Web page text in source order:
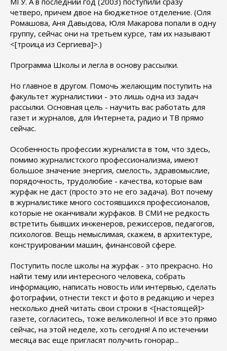
четверо, причем двое на бюджетное отделение. (Оля
Ромашова, Аня Давыдова, Юля Макарова попали в одну
группу, сейчас они на третьем курсе, там их называют
<[троица из Сергиева]>.)
Программа Школы и легла в основу рассылки.
Но главное в другом. Помочь желающим поступить на
факультет журналистики - это лишь одна из задач
рассылки. Основная цель - научить вас работать для
газет и журналов, для Интернета, радио и ТВ прямо
сейчас.
Особенность профессии журналиста в том, что здесь,
помимо журналистского профессионализма, имеют
большое значение энергия, смелость, здравомыслие,
порядочность, трудолюбие - качества, которые вам
журфак не даст (просто это не его задача). Вот почему
в журналистике много состоявшихся профессионалов,
которые не оканчивали журфаков. В СМИ не редкость
встретить бывших инженеров, режиссеров, педагогов,
психологов. Вещь немыслимая, скажем, в архитектуре,
конструировании машин, финансовой сфере.
Поступить после школы на журфак - это прекрасно. Но
найти тему или интересного человека, собрать
информацию, написать новость или интервью, сделать
фотографии, отнести текст и фото в редакцию и через
несколько дней читать свои строки в <[настоящей]>
газете, согласитесь, тоже великолепно! И все это прямо
сейчас, на этой неделе, хоть сегодня! А по истечении
месяца вас еще пригласят получить гонорар...